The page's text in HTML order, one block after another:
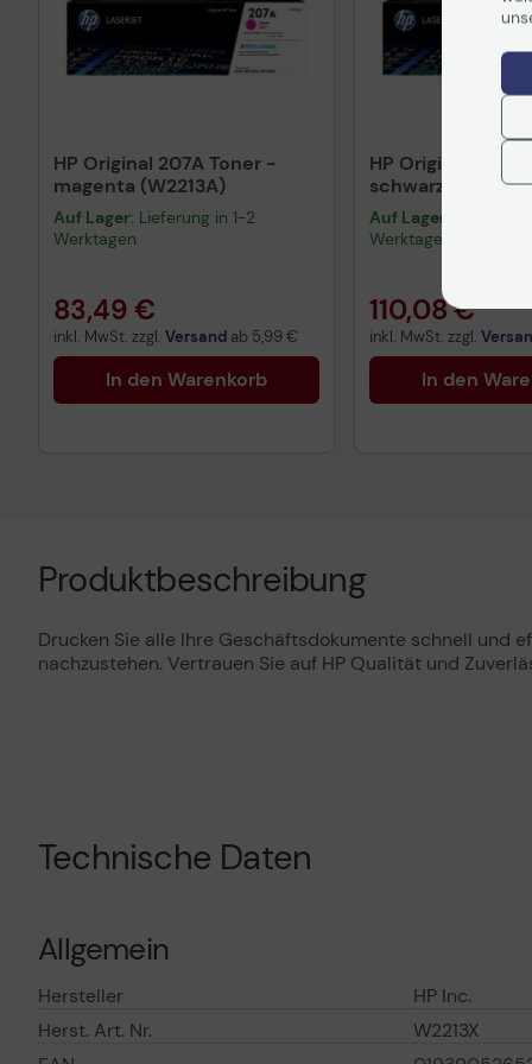
HP Original 207A Toner -
magenta (W2213A)
Auf Lager: Lieferung in 1-2
Werktagen
83,49 €
inkl. MwSt. zzgl. Versand ab 5,99 €
In den Warenkorb
HP Original 207X
schwarz
Auf Lager
Werktagen
110,08 €
inkl. MwSt. zzgl.
In den
Produktbeschreibung
Drucken Sie alle Ihre Geschäftsdokumente schnell und
nachzustehen. Vertrauen Sie auf HP Qualität und
Technische Daten
Allgemein
Hersteller
HP Inc.
Herst. Art. Nr.
W2213X